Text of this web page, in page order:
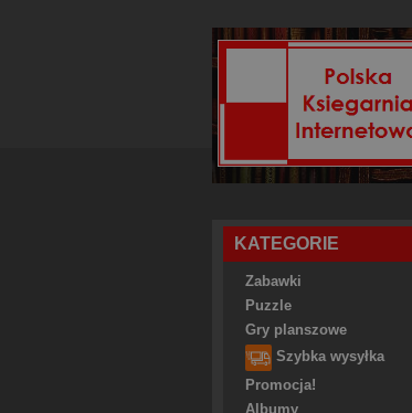
KATEGORIE
Zabawki
Puzzle
Gry planszowe
Szybka wysyłka
Promocja!
Albumy